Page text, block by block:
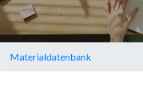
Materialdatenbank